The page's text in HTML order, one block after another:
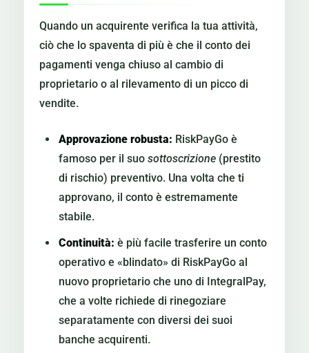
Quando un acquirente verifica la tua attività,
ciò che lo spaventa di più è che il conto dei
pagamenti venga chiuso al cambio di
proprietario o al rilevamento di un picco di
vendite.
Approvazione robusta: RiskPayGo è
famoso per il suo sottoscrizione (prestito
di rischio) preventivo. Una volta che ti
approvano, il conto è estremamente
stabile.
Continuità: è più facile trasferire un conto
operativo e «blindato» di RiskPayGo al
nuovo proprietario che uno di IntegralPay,
che a volte richiede di rinegoziare
separatamente con diversi dei suoi
banche acquirenti.